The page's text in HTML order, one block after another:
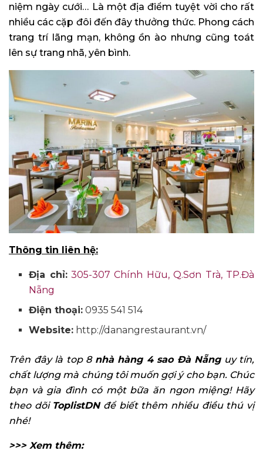
niệm ngày cưới… Là một địa điểm tuyệt vời cho rất
nhiều các cặp đôi đến đây thưởng thức. Phong cách
trang trí lãng mạn, không ồn ào nhưng cũng toát
lên sự trang nhã, yên bình.
Thông tin liên hệ:
Địa chỉ: 305-307 Chính Hữu, Q.Sơn Trà, TP.Đà
Nẵng
Điện thoại: 0935 541 514
Website: http://danangrestaurant.vn/
Trên đây là top 8 nhà hàng 4 sao Đà Nẵnguy tín,
chất lượng mà chúng tôi muốn gợi ý cho bạn. Chúc
bạn và gia đình có một bữa ăn ngon miệng! Hãy
theo dõi ToplistDNđể biết thêm nhiều điều thú vị
nhé!
>>> Xem thêm: